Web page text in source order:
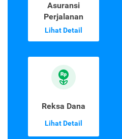
Asuransi
Perjalanan
Lihat Detail
Reksa Dana
Lihat Detail